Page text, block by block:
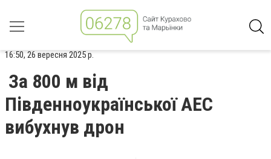
16:50, 26 вересня 2025 р.
За 800 м від
Південноукраїнської АЕС
вибухнув дрон